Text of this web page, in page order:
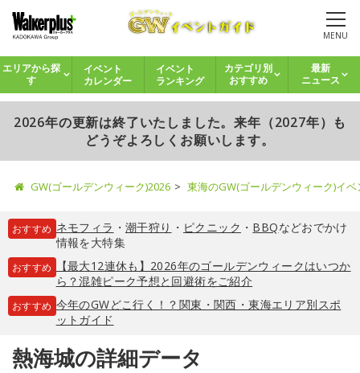
MENU
エリアから探
す
イベント
カレンダー
イベント
ランキング
カテゴリ別
おすすめ
最新
ニュース
2026年の更新は終了いたしました。来年（2027年）も
どうぞよろしくお願いします。
GW(ゴールデンウィーク)2026 東海のGW(ゴールデンウィーク)イ
おすすめ ネモフィラ ・ 潮干狩り ・ ピクニック ・ BBQなどおでかけ
情報を大特集
おすすめ
【最大12連休も】2026年のゴールデンウィークはいつか
ら？混雑ピーク予想と回避術をご紹介
おすすめ 今年のGWどこ行く！？関東・関西・東海エリア別スポ
ットガイド
熱海城の詳細データ